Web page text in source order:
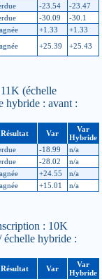
-23.54
-23.47
-30.09
-30.1
+1.33
+1.33
+25.39 +25.43
(échelle
hybride : avant :
Résultat Var
Var
Hybride
-18.99
n/a
-28.02
n/a
+24.55
n/a
+15.01 n/a
: 10K
échelle hybride :
Résultat Var
Var
Hybride